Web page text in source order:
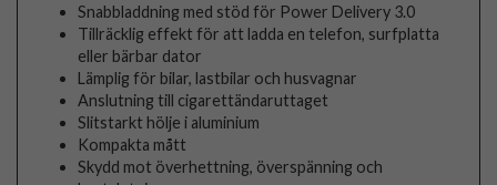
Snabbladdning med stöd för Power Delivery 3.0
Tillräcklig effekt för att ladda en telefon, surfplatta
eller bärbar dator
Lämplig för bilar, lastbilar och husvagnar
Anslutning till cigarettändaruttaget
Slitstarkt hölje i aluminium
Kompakta mått
Skydd mot överhettning, överspänning och